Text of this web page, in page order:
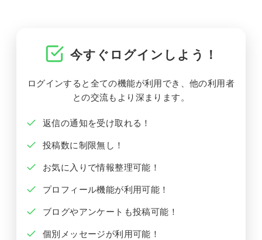
今すぐログインしよう！
ログインすると全ての機能が利用でき、他の利用者
との交流もより深まります。
返信の通知を受け取れる！
投稿数に制限無し！
お気に入りで情報整理可能！
プロフィール機能が利用可能！
ブログやアンケートも投稿可能！
個別メッセージが利用可能！